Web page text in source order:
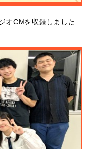
オCMを収録しました